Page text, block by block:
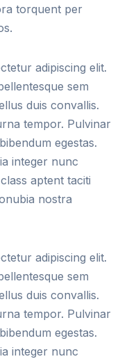
torquent per
adipiscing elit.
sem
duis convallis.
tempor. Pulvinar
egestas.
integer nunc
aptent taciti
nostra
adipiscing elit.
sem
duis convallis.
tempor. Pulvinar
egestas.
integer nunc